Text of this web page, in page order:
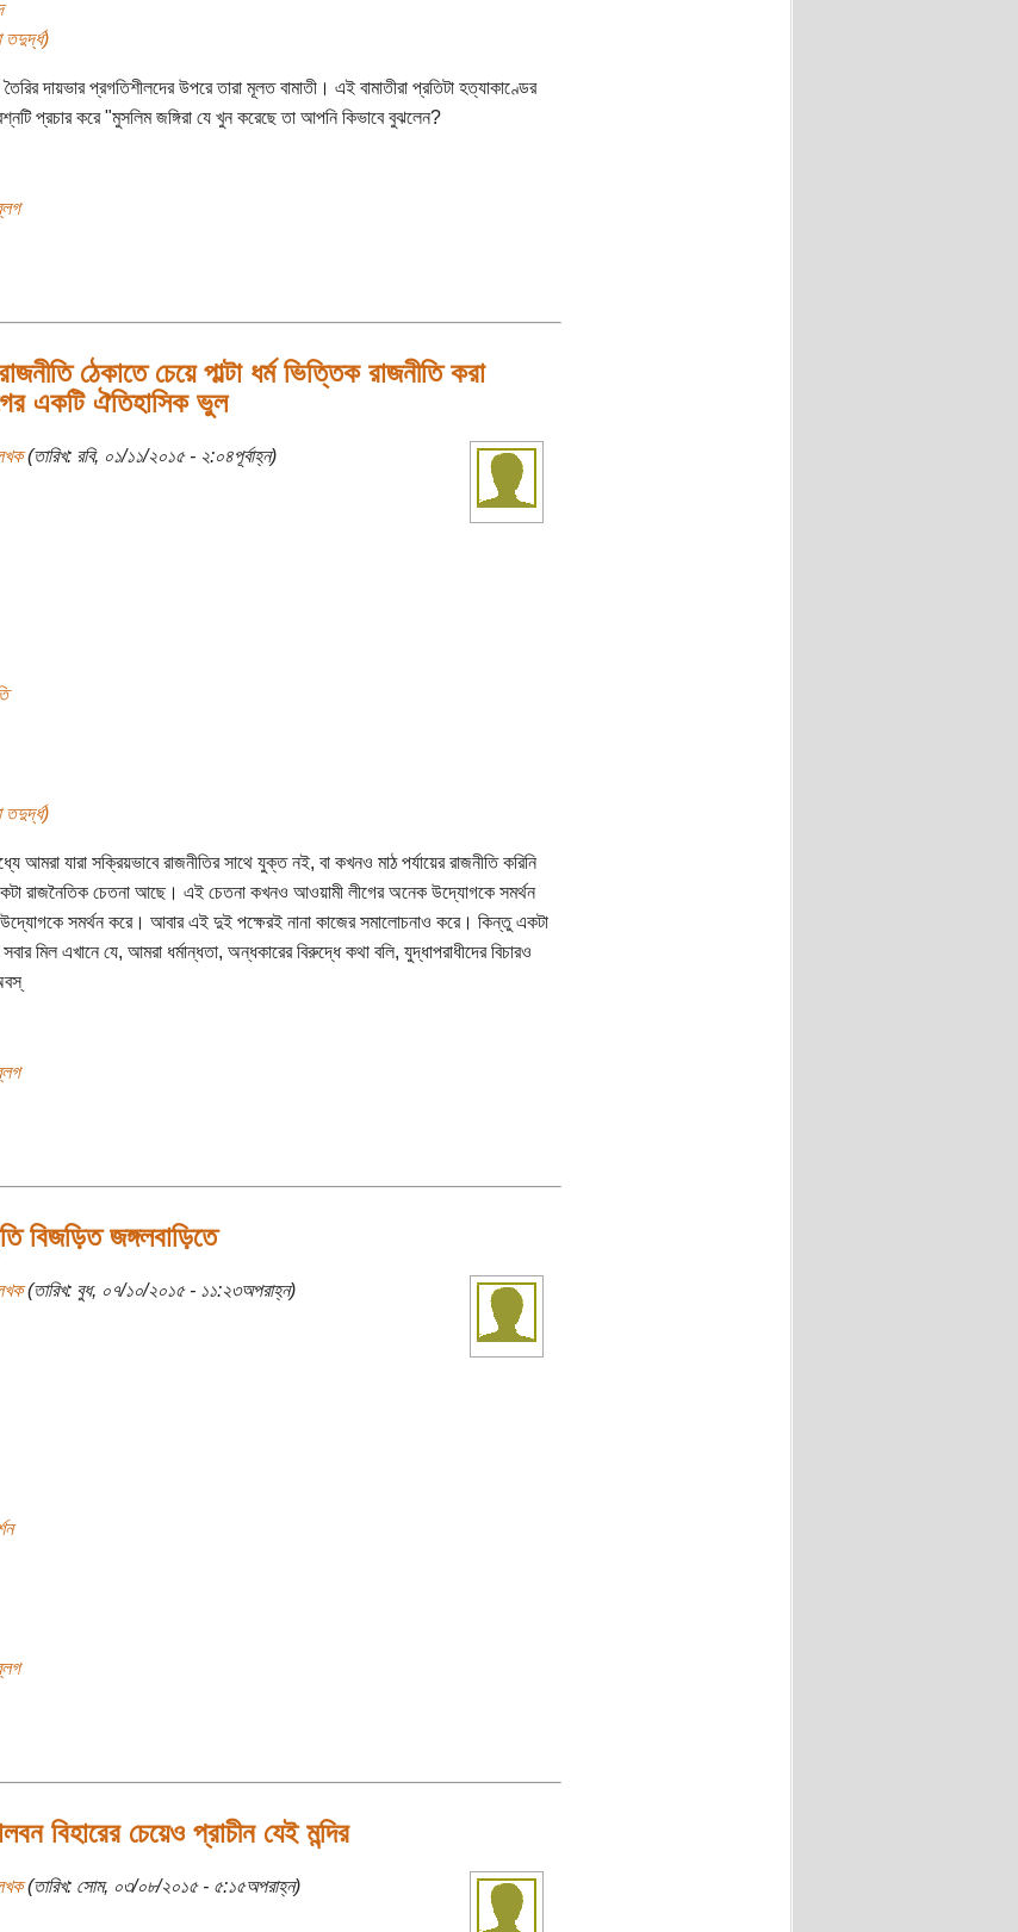
তদুর্দ্ধ)
তৈরির দায়ভার প্রগতিশীলদের উপরে তারা মূলত বামাতী। এই বামাতীরা প্রতিটা হত্যাকাণ্ডের
প্রচার করে "মুসলিম জঙ্গিরা যে খুন করেছে তা আপনি কিভাবে বুঝলেন?
ঠেকাতে চেয়ে পাল্টা ধর্ম ভিত্তিক রাজনীতি করা
একটি ঐতিহাসিক ভুল
(তারিখ: রবি, ০১/১১/২০১৫ - ২:০৪পূর্বাহ্ন)
তদুর্দ্ধ)
আমরা যারা সক্রিয়ভাবে রাজনীতির সাথে যুক্ত নই, বা কখনও মাঠ পর্যায়ের রাজনীতি করিনি
রাজনৈতিক চেতনা আছে। এই চেতনা কখনও আওয়ামী লীগের অনেক উদ্যোগকে সমর্থন
সমর্থন করে। আবার এই দুই পক্ষেরই নানা কাজের সমালোচনাও করে। কিন্তু একটা
মিল এখানে যে, আমরা ধর্মান্ধতা, অন্ধকারের বিরুদ্ধে কথা বলি, যুদ্ধাপরাধীদের বিচারও
বিজড়িত জঙ্গলবাড়িতে
(তারিখ: বুধ, ০৭/১০/২০১৫ - ১১:২৩অপরাহ্ন)
বিহারের চেয়েও প্রাচীন যেই মন্দির
(তারিখ: সোম, ০৩/০৮/২০১৫ - ৫:১৫অপরাহ্ন)